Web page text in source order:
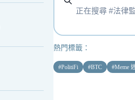
熱門標籤：
#PolitiFi #BTC #Meme